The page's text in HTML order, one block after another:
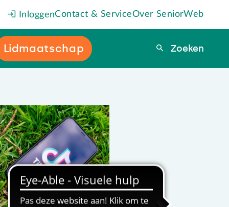
InloggenContact & ServiceOver SeniorWeb
Lidmaatschap Zoeken
Zoeken